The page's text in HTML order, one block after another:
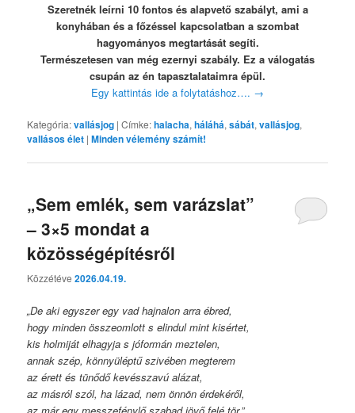
Szeretnék leírni 10 fontos és alapvető szabályt, ami a
konyhában és a főzéssel kapcsolatban a szombat
hagyományos megtartását segíti.
Természetesen van még ezernyi szabály. Ez a válogatás
csupán az én tapasztalataimra épül.
Egy kattintás ide a folytatáshoz…. →
Kategória:vallásjog |Címke:halacha,háláhá,sábát,vallásjog,
vallásos élet |Minden vélemény számít!
„Sem emlék, sem varázslat”
– 3×5 mondat a
közösségépítésről
Közzétéve2026.04.19.
„De aki egyszer egy vad hajnalon arra ébred,
hogy minden összeomlott s elindul mint kisértet,
kis holmiját elhagyja s jóformán meztelen,
annak szép, könnyüléptű szivében megterem
az érett és tünődő kevésszavú alázat,
az másról szól, ha lázad, nem önnön érdekéről,
az már egy messzefénylő szabad jövő felé tör.”